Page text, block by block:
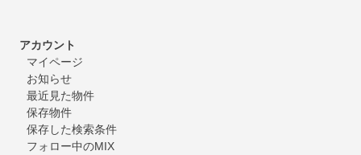
アカウント
マイページ
お知らせ
最近見た物件
保存物件
保存した検索条件
フォロー中のMIX